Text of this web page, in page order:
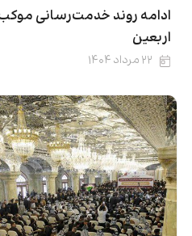
ادامه روند خدمت‌رسانی موکب
اربعین
۲۲ مرداد ۱۴۰۴